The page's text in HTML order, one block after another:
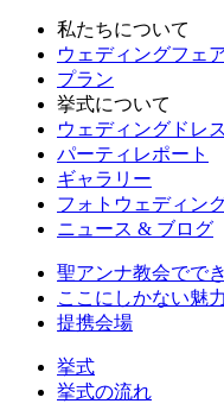
私たちについて
ウェディングフェ
プラン
挙式について
ウェディングドレス
パーティレポート
ギャラリー
フォトウェディン
ニュース & ブログ
聖アンナ教会でで
ここにしかない魅力
提携会場
挙式
挙式の流れ